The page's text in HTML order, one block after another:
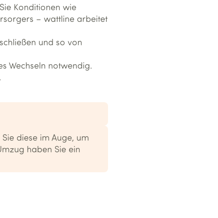
Konditionen wie
– wattline arbeitet
und so von
Wechseln notwendig.
diese im Auge, um
haben Sie ein